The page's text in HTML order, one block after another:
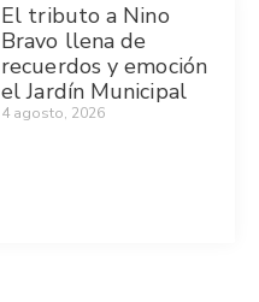
El tributo a Nino
Bravo llena de
recuerdos y emoción
el Jardín Municipal
4 agosto, 2026